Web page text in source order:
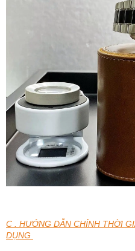
C . HƯỚNG DẪN CHỈNH THỜI
DỤNG